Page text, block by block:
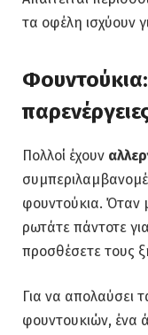
τα οφέλη ισχύουν
Φουντούκια:
Πολλοί έχουν
φουντούκια. Όταν
ρωτάτε πάντοτε
προσθέσετε τους
Για να απολαύσει
φουντουκιών, ένα